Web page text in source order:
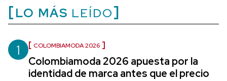
LO MÁS LEÍDO
1 COLOMBIAMODA 2026
Colombiamoda 2026 apuesta por la
identidad de marca antes que el precio